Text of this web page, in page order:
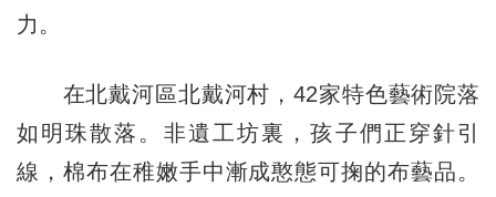
力。
在北戴河區北戴河村，42家特色藝術院落
如明珠散落。非遺工坊裏，孩子們正穿針引
線，棉布在稚嫩手中漸成憨態可掬的布藝品。